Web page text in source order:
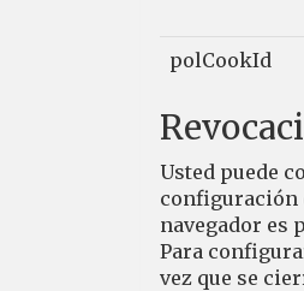
polCookId
Usted puede
configuración
navegador es
Para
vez que se